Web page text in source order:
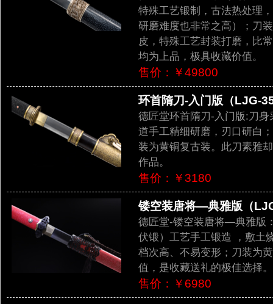
特殊工艺锻制，古法热处理
研磨难度也非常之高）；刀
皮，特殊工艺封装打磨，比
均为上品，极具收藏价值。
售价：￥49800
环首隋刀-入门版（LJG-
德匠堂环首隋刀-入门版:刀
道手工精细研磨，刃口研白
装为黄铜复古装。此刀素雅
作品。
售价：￥3180
镂空装唐将—典雅版（
德匠堂-镂空装唐将—典雅版
伏锻）工艺手工锻造 ，敷土
档次高、不易变形；刀装为
值，是收藏送礼的极佳选择。
售价：￥6980